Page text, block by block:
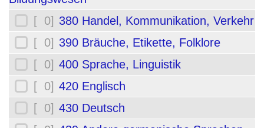
[ 0] 380 Handel, Kommunikation, Verkehr
[ 0] 390 Bräuche, Etikette, Folklore
[ 0] 400 Sprache, Linguistik
[ 0] 420 Englisch
[ 0] 430 Deutsch